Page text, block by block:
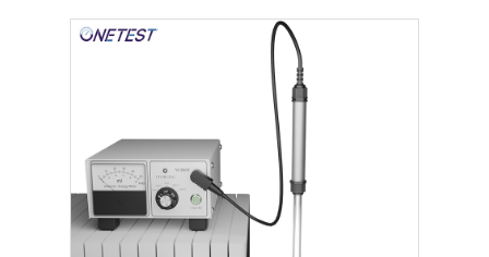
Produtos
Quem Somos
Fábrica